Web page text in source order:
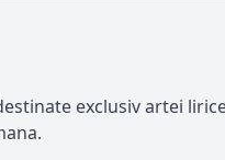
exclusiv artei